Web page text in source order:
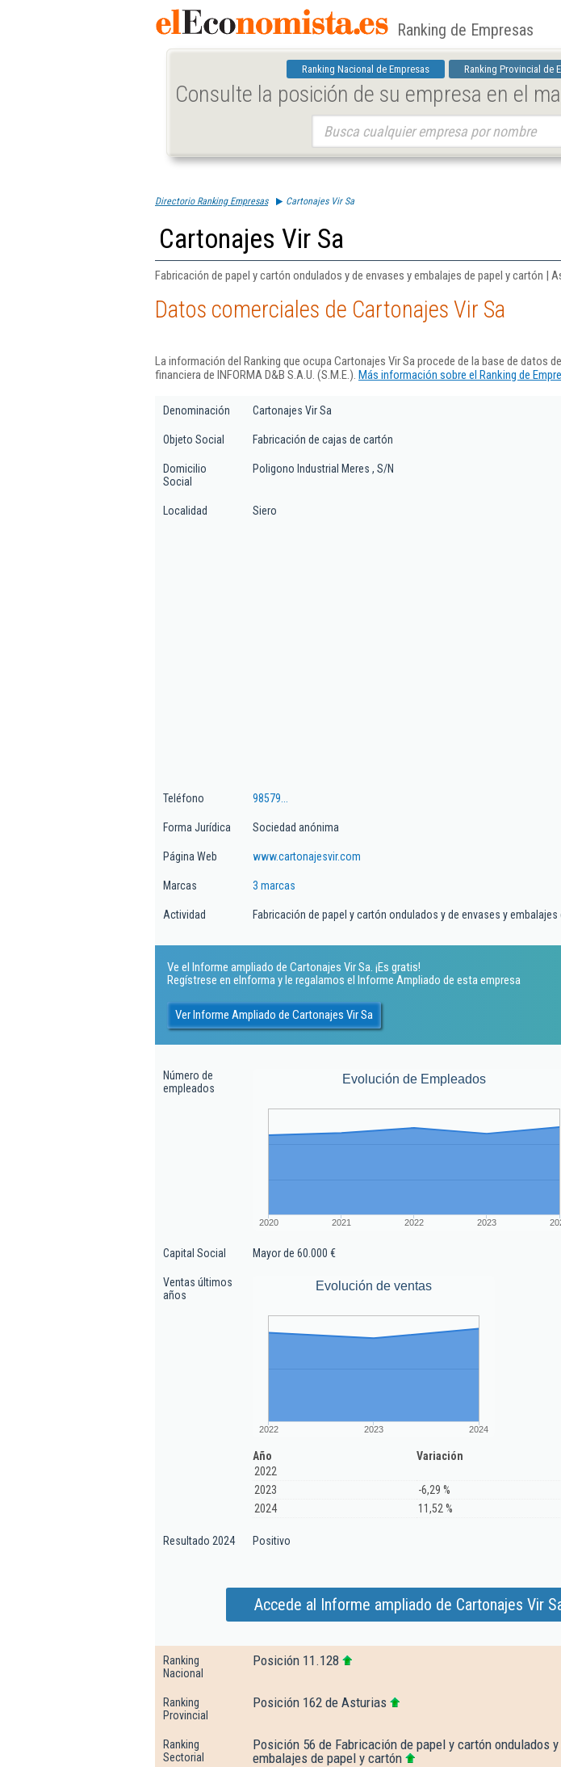
Ranking de Empresas
Ranking Nacional de Empresas Ranking Provincial de
Consulte la posición de su empresa en el
Directorio Ranking Empresas Cartonajes Vir Sa
Cartonajes Vir Sa
Fabricación de papel y cartón ondulados y de envases y embalajes de papel y cartón |
Datos comerciales de Cartonajes Vir Sa
La información del Ranking que ocupa Cartonajes Vir Sa procede de la base de datos
financiera de INFORMA D&B S.A.U. (S.M.E.). Más información sobre el Ranking de
Denominación Cartonajes Vir Sa
Objeto Social Fabricación de cajas de cartón
Domicilio
Social
Poligono Industrial Meres , S/N
Localidad Siero
Teléfono 98579...
Forma Jurídica Sociedad anónima
Página Web www.cartonajesvir.com
Marcas 3 marcas
Actividad Fabricación de papel y cartón ondulados y de envases y embalajes
Ve el Informe ampliado de Cartonajes Vir Sa. ¡Es gratis!
Regístrese en eInforma y le regalamos el Informe Ampliado de esta empresa
Ver Informe Ampliado de Cartonajes Vir Sa
Número de
empleados
Evolución de Empleados
2020 2021 2022 2023
Capital Social Mayor de 60.000 €
Ventas últimos
años
Evolución de ventas
2022 2023 2024
Año
Variación
2022
2023
-6,29 %
2024
11,52 %
Resultado 2024 Positivo
Accede al Informe ampliado de Cartonajes Vir
Ranking
Nacional
Posición 11.128
Ranking
Provincial
Posición 162 de Asturias
Ranking
Sectorial
Posición 56 de Fabricación de papel y cartón ondulados
embalajes de papel y cartón